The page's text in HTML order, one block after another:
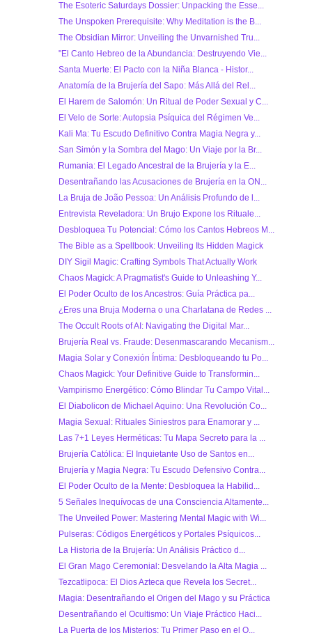
The Esoteric Saturdays Dossier: Unpacking the Esse...
The Unspoken Prerequisite: Why Meditation is the B...
The Obsidian Mirror: Unveiling the Unvarnished Tru...
"El Canto Hebreo de la Abundancia: Destruyendo Vie...
Santa Muerte: El Pacto con la Niña Blanca - Histor...
Anatomía de la Brujería del Sapo: Más Allá del Rel...
El Harem de Salomón: Un Ritual de Poder Sexual y C...
El Velo de Sorte: Autopsia Psíquica del Régimen Ve...
Kali Ma: Tu Escudo Definitivo Contra Magia Negra y...
San Simón y la Sombra del Mago: Un Viaje por la Br...
Rumania: El Legado Ancestral de la Brujería y la E...
Desentrañando las Acusaciones de Brujería en la ON...
La Bruja de João Pessoa: Un Análisis Profundo de l...
Entrevista Reveladora: Un Brujo Expone los Rituale...
Desbloquea Tu Potencial: Cómo los Cantos Hebreos M...
The Bible as a Spellbook: Unveiling Its Hidden Magick
DIY Sigil Magic: Crafting Symbols That Actually Work
Chaos Magick: A Pragmatist's Guide to Unleashing Y...
El Poder Oculto de los Ancestros: Guía Práctica pa...
¿Eres una Bruja Moderna o una Charlatana de Redes ...
The Occult Roots of AI: Navigating the Digital Mar...
Brujería Real vs. Fraude: Desenmascarando Mecanism...
Magia Solar y Conexión Íntima: Desbloqueando tu Po...
Chaos Magick: Your Definitive Guide to Transformin...
Vampirismo Energético: Cómo Blindar Tu Campo Vital...
El Diabolicon de Michael Aquino: Una Revolución Co...
Magia Sexual: Rituales Siniestros para Enamorar y ...
Las 7+1 Leyes Herméticas: Tu Mapa Secreto para la ...
Brujería Católica: El Inquietante Uso de Santos en...
Brujería y Magia Negra: Tu Escudo Defensivo Contra...
El Poder Oculto de la Mente: Desbloquea la Habilid...
5 Señales Inequívocas de una Consciencia Altamente...
The Unveiled Power: Mastering Mental Magic with Wi...
Pulseras: Códigos Energéticos y Portales Psíquicos...
La Historia de la Brujería: Un Análisis Práctico d...
El Gran Mago Ceremonial: Desvelando la Alta Magia ...
Tezcatlipoca: El Dios Azteca que Revela los Secret...
Magia: Desentrañando el Origen del Mago y su Práctica
Desentrañando el Ocultismo: Un Viaje Práctico Haci...
La Puerta de los Misterios: Tu Primer Paso en el O...